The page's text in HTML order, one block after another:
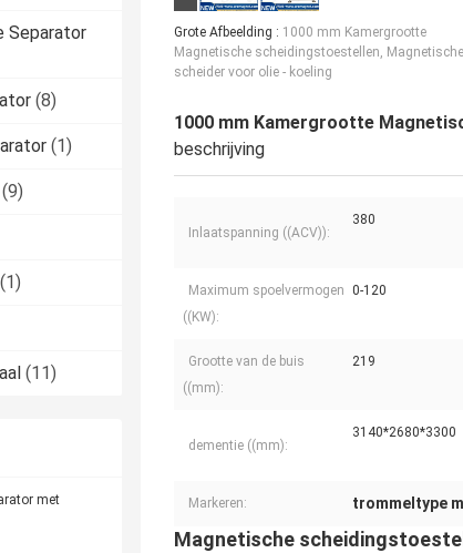
Separator
(8)
(1)
(9)
(1)
(11)
met
Grote Afbeelding : 1000 mm Kamergrootte
Magnetische scheidingstoestellen, Magnetische
scheider voor olie - koeling
1000 mm Kamergrootte
beschrijving
Inlaatspanning ((ACV)):
380
Maximum spoelvermogen
((KW):
0-120
Grootte van de buis
((mm):
219
dementie ((mm):
3140*2680*3300
Markeren: trommeltype
Magnetische